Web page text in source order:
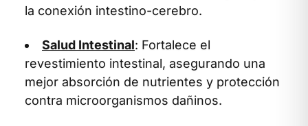
la conexión intestino-cerebro.
Salud Intestinal: Fortalece el
revestimiento intestinal, asegurando una
mejor absorción de nutrientes y protección
contra microorganismos dañinos.